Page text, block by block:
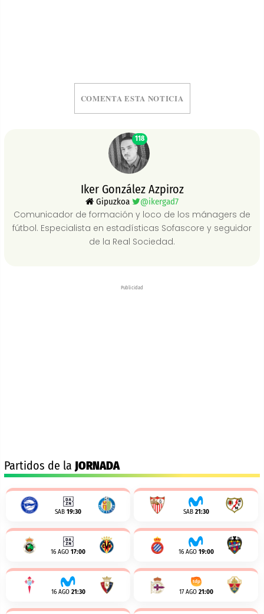
COMENTA ESTA NOTICIA
118
Iker González Azpiroz
Gipuzkoa @ikergad7
Comunicador de formación y loco de los mánagers de
fútbol. Especialista en estadísticas Sofascore y seguidor
de la Real Sociedad.
Publicidad
Partidos de la JORNADA
SAB 19:30 SAB 21:30
16 AGO 17:00 16 AGO 19:00
16 AGO 21:30 17 AGO 21:00